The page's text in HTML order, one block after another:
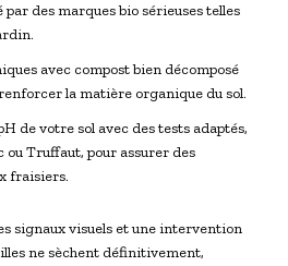
des marques bio sérieuses telles
avec compost bien décomposé
la matière organique du sol.
de votre sol avec des tests adaptés,
ou Truffaut, pour assurer des
fraisiers.
signaux visuels et une intervention
ne sèchent définitivement,